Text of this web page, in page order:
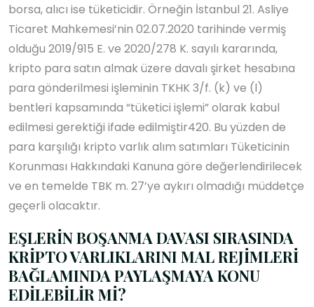
borsa, alıcı ise tüketicidir. Örneğin İstanbul 21. Asliye
Ticaret Mahkemesi’nin 02.07.2020 tarihinde vermiş
olduğu 2019/915 E. ve 2020/278 K. sayılı kararında,
kripto para satın almak üzere davalı şirket hesabına
para gönderilmesi işleminin TKHK 3/f. (k) ve (l)
bentleri kapsamında “tüketici işlemi” olarak kabul
edilmesi gerektiği ifade edilmiştir420. Bu yüzden de
para karşılığı kripto varlık alım satımları Tüketicinin
Korunması Hakkındaki Kanuna göre değerlendirilecek
ve en temelde TBK m. 27’ye aykırı olmadığı müddetçe
geçerli olacaktır.
EŞLERİN BOŞANMA DAVASI SIRASINDA
KRİPTO VARLIKLARINI MAL REJİMLERİ
BAĞLAMINDA PAYLAŞMAYA KONU
EDİLEBİLİR Mİ?